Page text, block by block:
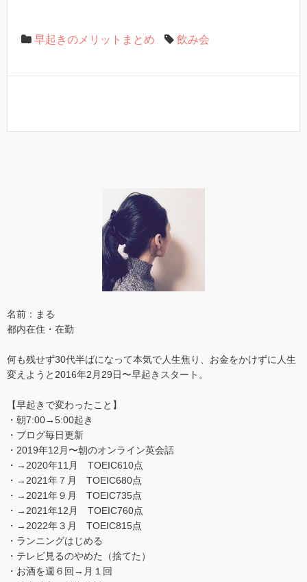
早起きのメリットまとめ 飲み会
名前：まる
都内在住・在勤
何も残せず30代半ばになって本気で人生焦り、お金をかけずに人生
変えようと2016年2月29日〜早起きスタート。
【早起きで変わったこと】
・朝7:00→5:00起き
・ブログ毎日更新
・2019年12月〜朝のオンライン英会話
・→2020年11月 TOEIC610点
・→2021年７月 TOEIC680点
・→2021年９月 TOEIC735点
・→2021年12月 TOEIC760点
・→2022年３月 TOEIC815点
・ランニングはじめる
・テレビ見るのやめた（捨てた）
・お酒を週６回→月１回